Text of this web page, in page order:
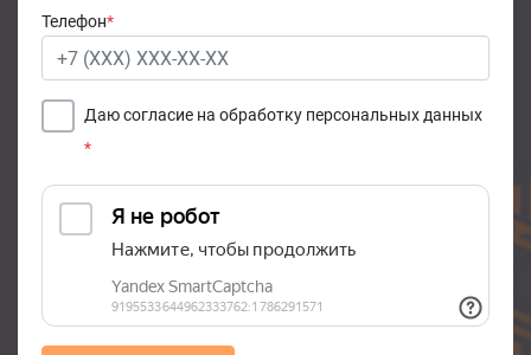
Телефон*
Даю согласие на обработку персональных данных
*